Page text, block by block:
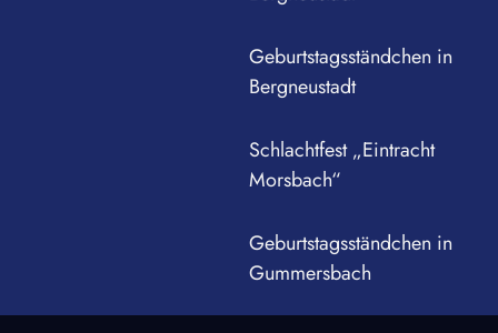
Geburtstagsständchen in
Bergneustadt
Schlachtfest „Eintracht
Morsbach“
Geburtstagsständchen in
Gummersbach